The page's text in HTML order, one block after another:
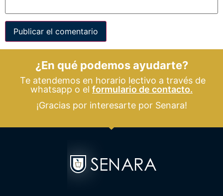
¿En qué podemos ayudarte?
Te atendemos en horario lectivo a través de
whatsapp o el formulario de contacto.
¡Gracias por interesarte por Senara!